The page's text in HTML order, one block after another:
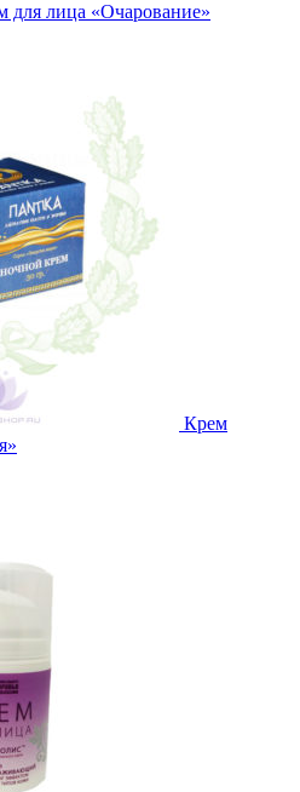
лица «Очарование»
Крем